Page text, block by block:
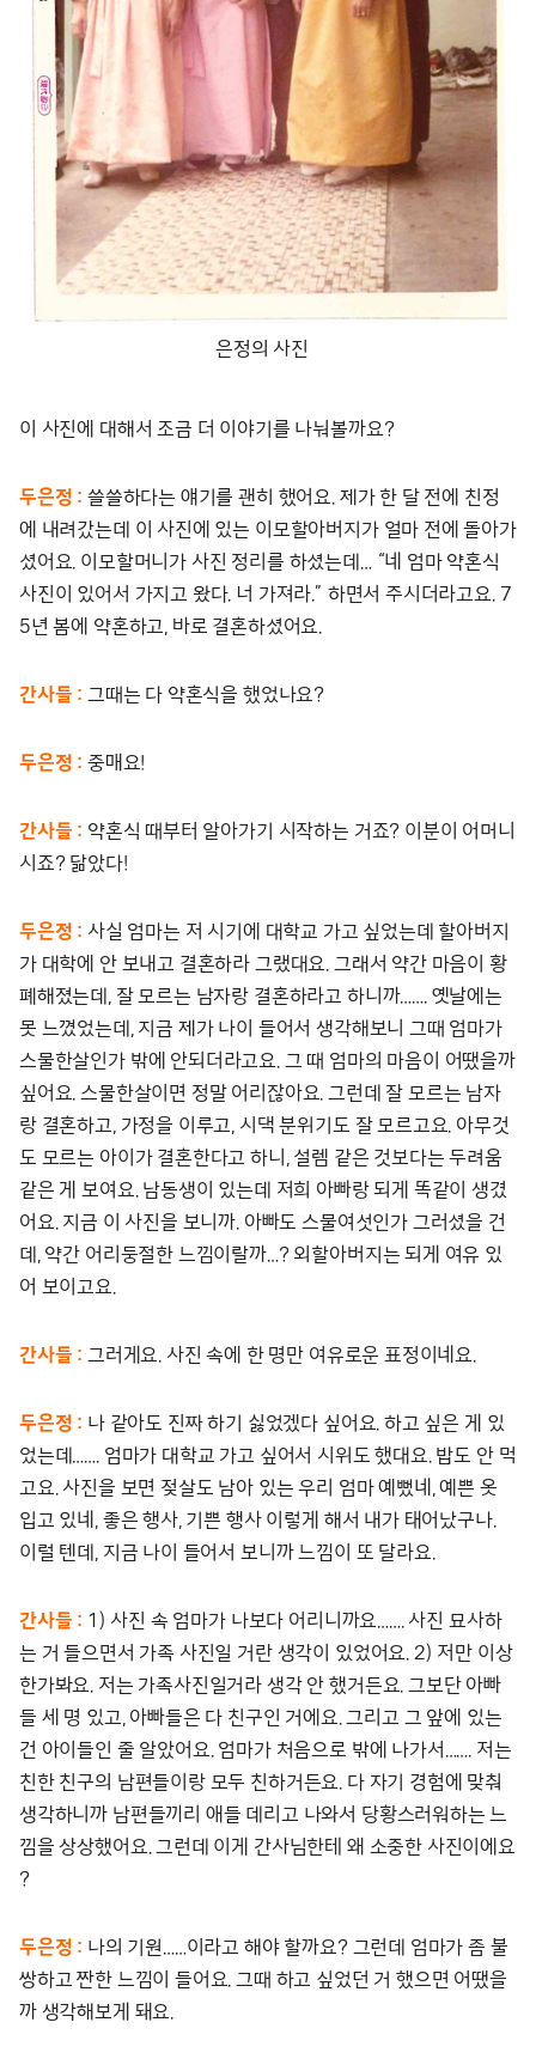
은정의 사진
이 사진에 대해서 조금 더 이야기를 나눠볼까요?
두은정 : 쓸쓸하다는 얘기를 괜히 했어요. 제가 한 달 전에 친정
에 내려갔는데 이 사진에 있는 이모할아버지가 얼마 전에 돌아가
셨어요. 이모할머니가 사진 정리를 하셨는데… “네 엄마 약혼식
사진이 있어서 가지고 왔다. 너 가져라.” 하면서 주시더라고요. 7
5년 봄에 약혼하고, 바로 결혼하셨어요.
간사들 : 그때는 다 약혼식을 했었나요?
두은정 : 중매요!
간사들 : 약혼식 때부터 알아가기 시작하는 거죠? 이분이 어머니
시죠? 닮았다!
두은정 : 사실 엄마는 저 시기에 대학교 가고 싶었는데 할아버지
가 대학에 안 보내고 결혼하라 그랬대요. 그래서 약간 마음이 황
폐해졌는데, 잘 모르는 남자랑 결혼하라고 하니까……. 옛날에는
못 느꼈었는데, 지금 제가 나이 들어서 생각해보니 그때 엄마가
스물한살인가 밖에 안되더라고요. 그 때 엄마의 마음이 어땠을까
싶어요. 스물한살이면 정말 어리잖아요. 그런데 잘 모르는 남자
랑 결혼하고, 가정을 이루고, 시댁 분위기도 잘 모르고요. 아무것
도 모르는 아이가 결혼한다고 하니, 설렘 같은 것보다는 두려움
같은 게 보여요. 남동생이 있는데 저희 아빠랑 되게 똑같이 생겼
어요. 지금 이 사진을 보니까. 아빠도 스물여섯인가 그러셨을 건
데, 약간 어리둥절한 느낌이랄까…? 외할아버지는 되게 여유 있
어 보이고요.
간사들 : 그러게요. 사진 속에 한 명만 여유로운 표정이네요.
두은정 : 나 같아도 진짜 하기 싫었겠다 싶어요. 하고 싶은 게 있
었는데……. 엄마가 대학교 가고 싶어서 시위도 했대요. 밥도 안 먹
고요. 사진을 보면 젖살도 남아 있는 우리 엄마 예뻤네, 예쁜 옷
입고 있네, 좋은 행사, 기쁜 행사 이렇게 해서 내가 태어났구나.
이럴 텐데, 지금 나이 들어서 보니까 느낌이 또 달라요.
간사들 : 1) 사진 속 엄마가 나보다 어리니까요……. 사진 묘사하
는 거 들으면서 가족 사진일 거란 생각이 있었어요. 2) 저만 이상
한가봐요. 저는 가족사진일거라 생각 안 했거든요. 그보단 아빠
들 세 명 있고, 아빠들은 다 친구인 거에요. 그리고 그 앞에 있는
건 아이들인 줄 알았어요. 엄마가 처음으로 밖에 나가서……. 저는
친한 친구의 남편들이랑 모두 친하거든요. 다 자기 경험에 맞춰
생각하니까 남편들끼리 애들 데리고 나와서 당황스러워하는 느
낌을 상상했어요. 그런데 이게 간사님한테 왜 소중한 사진이에요
?
두은정 : 나의 기원……이라고 해야 할까요? 그런데 엄마가 좀 불
쌍하고 짠한 느낌이 들어요. 그때 하고 싶었던 거 했으면 어땠을
까 생각해보게 돼요.